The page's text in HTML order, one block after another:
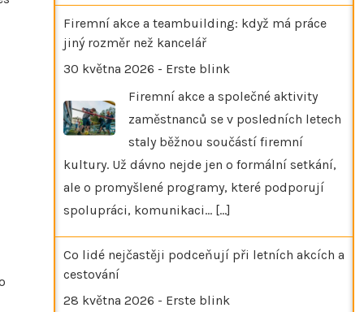
Firemní akce a teambuilding: když má práce
jiný rozměr než kancelář
30 května 2026 - Erste blink
Firemní akce a společné aktivity
zaměstnanců se v posledních letech
staly běžnou součástí firemní
kultury. Už dávno nejde jen o formální setkání,
ale o promyšlené programy, které podporují
spolupráci, komunikaci… [...]
Co lidé nejčastěji podceňují při letních akcích a
cestování
28 května 2026 - Erste blink